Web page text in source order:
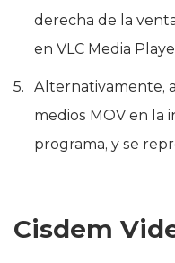
derecha de la
en VLC Media
Alternativamente,
medios MOV en la
programa, y se
Cisdem